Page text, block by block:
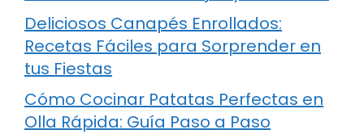
Deliciosos Canapés Enrollados:
Recetas Fáciles para Sorprender en
tus Fiestas
Cómo Cocinar Patatas Perfectas en
Olla Rápida: Guía Paso a Paso